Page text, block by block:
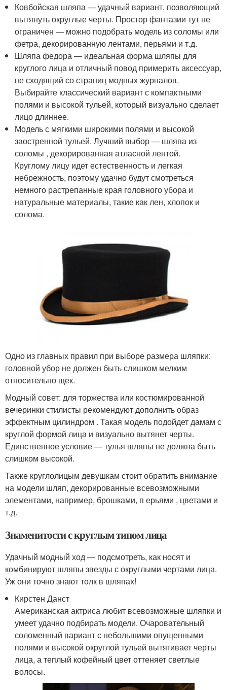
Ковбойская шляпа — удачный вариант, позволяющий
вытянуть округлые черты. Простор фантазии тут не
ограничен — можно подобрать модель из соломы или
фетра, декорированную лентами, перьями и т.д.
Шляпа федора — идеальная форма шляпы для
круглого лица и отличный повод примерить аксессуар,
не сходящий со страниц модных журналов.
Выбирайте классический вариант с компактными
полями и высокой тульей, который визуально сделает
лицо длиннее.
Модель с мягкими широкими полями и высокой
заостренной тульей. Лучший выбор — шляпа из
соломы , декорированная атласной лентой.
Круглому лицу идет естественность и легкая
небрежность, поэтому удачно будут смотреться
немного растрепанные края головного убора и
натуральные материалы, такие как лен, хлопок и
солома.
Одно из главных правил при выборе размера шляпки:
головной убор не должен быть слишком мелким
относительно щек.
Модный совет: для торжества или костюмированной
вечеринки стилисты рекомендуют дополнить образ
эффектным цилиндром . Такая модель подойдет дамам с
круглой формой лица и визуально вытянет черты.
Единственное условие — тулья шляпы не должна быть
слишком высокой.
Также круглолицым девушкам стоит обратить внимание
на модели шляп, декорированные всевозможными
элементами, например, брошками, п ерьями , цветами и
т.д.
Знаменитости с круглым типом лица
Удачный модный ход — подсмотреть, как носят и
комбинируют шляпы звезды с округлыми чертами лица.
Уж они точно знают толк в шляпах!
Кирстен Данст
Американская актриса любит всевозможные шляпки и
умеет удачно подбирать модели. Очаровательный
соломенный вариант с небольшими опущенными
полями и высокой округлой тульей вытягивает черты
лица, а теплый кофейный цвет оттеняет светлые
волосы.